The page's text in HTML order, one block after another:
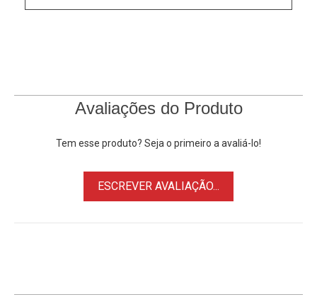
Avaliações do Produto
Tem esse produto? Seja o primeiro a avaliá-lo!
ESCREVER AVALIAÇÃO...